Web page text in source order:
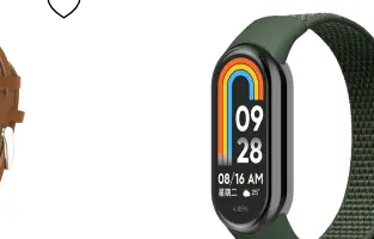
Äkta Läder Litchi Svart som favorit
Markera xiaomi Smart Band 10/9/